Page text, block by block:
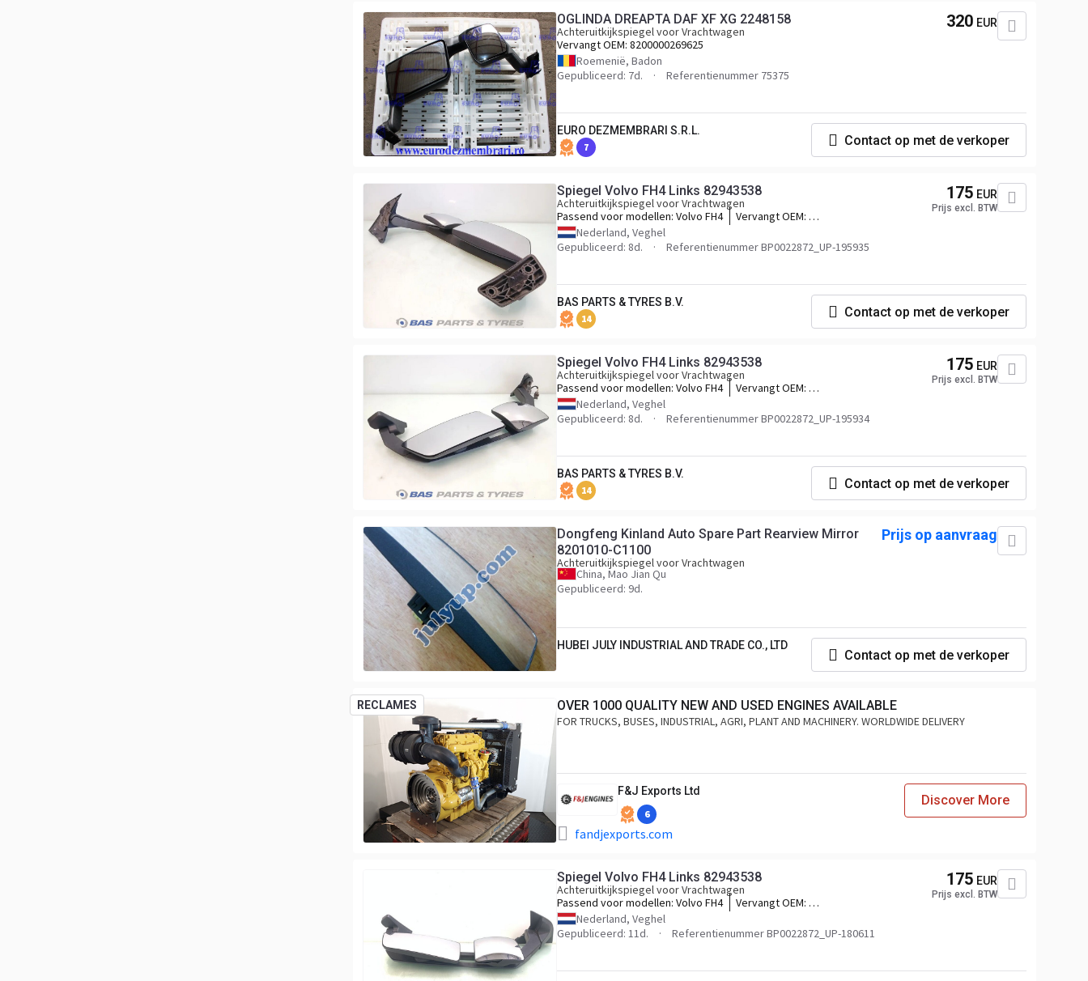
OGLINDA DREAPTA DAF XF XG 2248158
Achteruitkijkspiegel voor Vrachtwagen
Vervangt OEM: 8200000269625
Roemenië, Badon
Gepubliceerd: 7d.
Referentienummer 75375
320 EUR
EURO DEZMEMBRARI S.R.L.
7 Contact op met de verkoper
Spiegel Volvo FH4 Links 82943538
Achteruitkijkspiegel voor Vrachtwagen
Passend voor modellen: Volvo FH4
Vervangt OEM:
VOL-
Nederland, Veghel
Gepubliceerd: 8d.
Referentienummer BP0022872_UP-195935
175 EUR
Prijs excl. BTW
BAS PARTS & TYRES B.V.
14 Contact op met de verkoper
Spiegel Volvo FH4 Links 82943538
Achteruitkijkspiegel voor Vrachtwagen
Passend voor modellen: Volvo FH4
Vervangt OEM:
VOL-
Nederland, Veghel
Gepubliceerd: 8d.
Referentienummer BP0022872_UP-195934
175 EUR
Prijs excl. BTW
BAS PARTS & TYRES B.V.
14 Contact op met de verkoper
Dongfeng Kinland Auto Spare Part Rearview Mirror
8201010-C1100
Achteruitkijkspiegel voor Vrachtwagen
China, Mao Jian Qu
Gepubliceerd: 9d.
Prijs op aanvraag
HUBEI JULY INDUSTRIAL AND TRADE CO., LTD
Contact op met de verkoper
RECLAMES OVER 1000 QUALITY NEW AND USED ENGINES AVAILABLE
FOR TRUCKS, BUSES, INDUSTRIAL, AGRI, PLANT AND MACHINERY. WORLDWIDE DELIVERY
F&J Exports Ltd
6
fandjexports.com
Discover More
Spiegel Volvo FH4 Links 82943538
Achteruitkijkspiegel voor Vrachtwagen
Passend voor modellen: Volvo FH4
Vervangt OEM:
VOL-
Nederland, Veghel
Gepubliceerd: 11d.
Referentienummer BP0022872_UP-180611
175 EUR
Prijs excl. BTW